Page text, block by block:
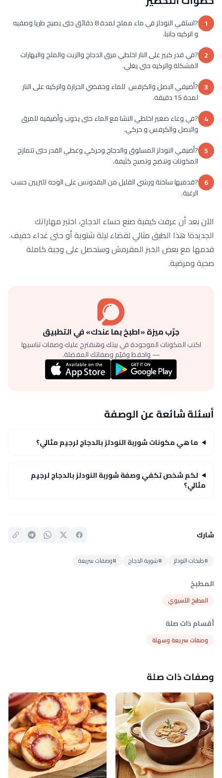
1
?اسلقي النودلز في ماء مملح لمدة 8 دقائق حتى يصبح طريا وصفيه
و اتركيه جانبا.
2 ?في قدر كبير على النار اخلطي مرق الدجاج والزيت والملح والبهارات
المشكلة واتركيه حتى يغلي.
3 ?أضيفي البصل والكرفس للماء وخفضي الحرارة واتركيه على النار
لمدة 15 دقيقة.
4 ?في وعاء صغير اخلطي النشا مع الماء حتى يذوب وأضيفيه للمرق
والبصل والكرفس و حركي.
5 ?أضيفي النودلز المسلوق والدجاج وحركي وغطي القدر حتى تتمازج
المكونات وتنضج وتصبح كثيفة.
6 ?قدميها ساخنة ورشي القليل من البقدونس على الوجه للتزيين حسب
الرغبة.
الآن بعد أن عرفت كيفية صنع حساء الدجاج، اختبر مهاراتك
الجديدة! هذا الطبق مثالي لقضاء ليلة شتوية أو حتى غداء خفيف.
قدمها مع بعض الخبز المقرمش وستحصل على وجبة كاملة
صحية ومرضية.
جرّب ميزة «اطبخ بما عندك» في التطبيق
اكتب المكونات الموجودة في بيتك وهنقترح عليك وصفات تناسبها
— واحفظ وقيّم وصفاتك المفضلة.
أسئلة شائعة عن الوصفة
ما هي مكونات شوربة النودلز بالدجاج لرجيم مثالي؟
لكم شخص تكفي وصفة شوربة النودلز بالدجاج لرجيم
مثالي؟
شارك
#طبخات النودلز #شوربة الدجاج #وصفات سريعة
المطبخ
المطبخ الآسيوي
أقسام ذات صلة
وصفات سريعة وسهلة
وصفات ذات صلة